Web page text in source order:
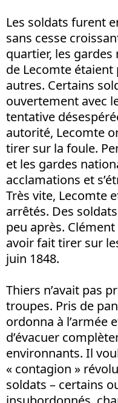
Les soldats furent
sans cesse
quartier, les
de Lecomte étaient
autres. Certains
ouvertement avec
tentative
autorité, Lecomte
tirer sur la foule.
et les gardes
acclamations et
Très vite, Lecomte
arrêtés. Des
peu après.
avoir fait tirer sur
juin 1848.
Thiers n’avait pas
troupes. Pris de
ordonna à l’armée
d’évacuer
environnants. Il
« contagion »
soldats – certains